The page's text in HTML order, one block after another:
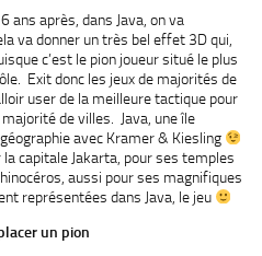
6 ans après, dans Java, on va
va donner un très bel effet 3D qui,
c’est le pion joueur situé le plus
Exit donc les jeux de majorités de
user de la meilleure tactique pour
de villes. Java, une île
avec Kramer & Kiesling
capitale Jakarta, pour ses temples
aussi pour ses magnifiques
représentées dans Java, le jeu
un pion